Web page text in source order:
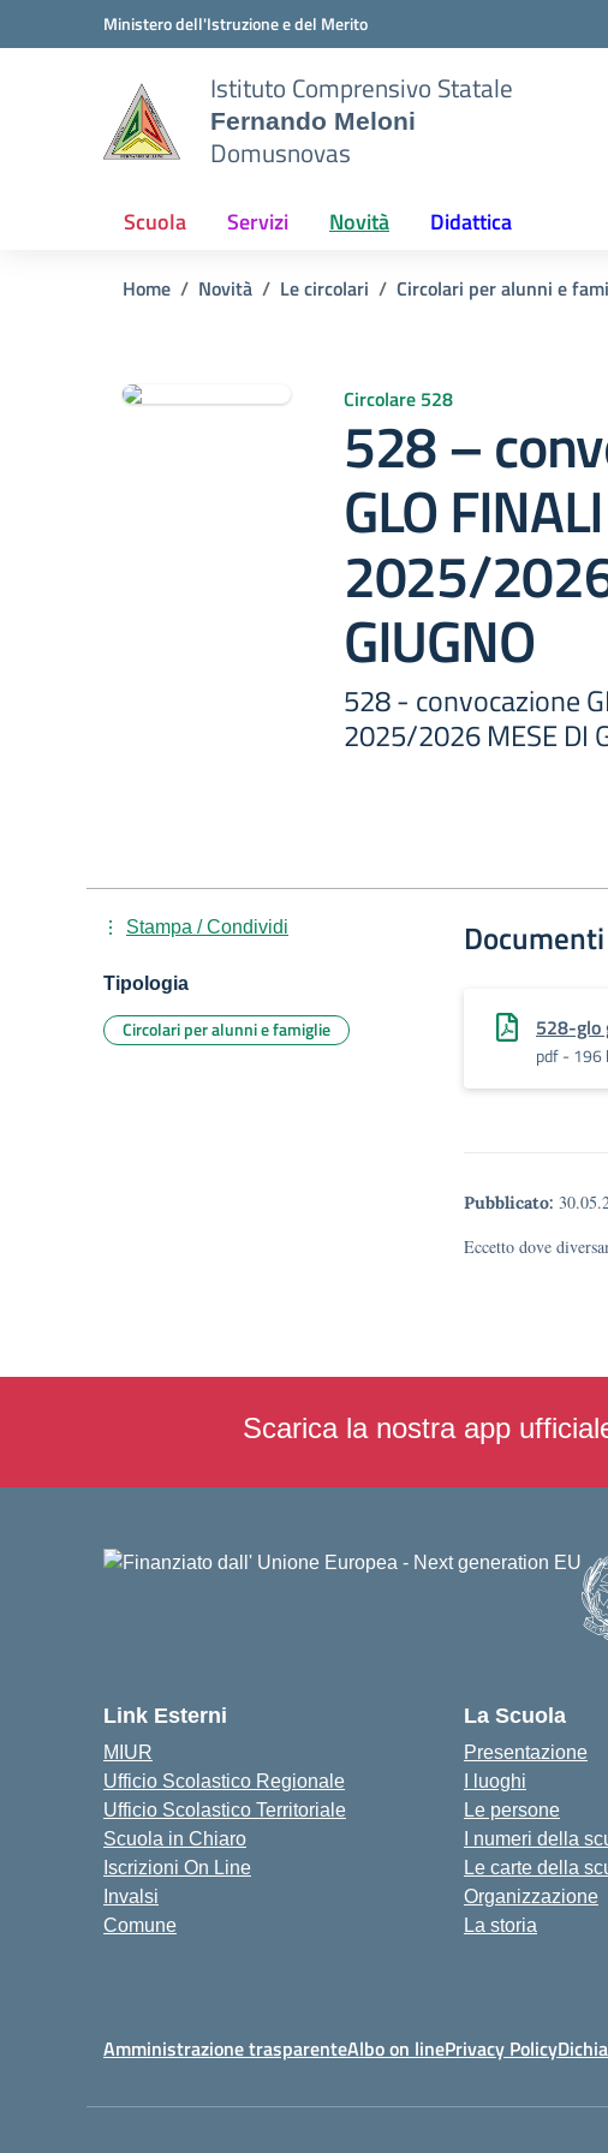
Ministero dell'Istruzione e del Merito
Istituto Comprensivo Statale
Fernando Meloni
Domusnovas
Scuola Servizi Novità Didattica
Home Novità Le circolari Circolari per alunni e
Circolare 528
528 –
GLO
2025/
GIUGNO
528 - convocazione
2025/2026 MESE DI
Documenti
528-glo
pdf - 196
Pubblicato:
Eccetto dove
Stampa / Condividi
Tipologia
Circolari per alunni e famiglie
Scarica la nostra app
Link Esterni
MIUR
Ufficio Scolastico Regionale
Ufficio Scolastico Territoriale
Scuola in Chiaro
Iscrizioni On Line
Invalsi
Comune
La Scuola
Presentazione
I luoghi
Le persone
I numeri della
Le carte della
Organizzazione
La storia
Amministrazione trasparenteAlbo on linePrivacy Policy